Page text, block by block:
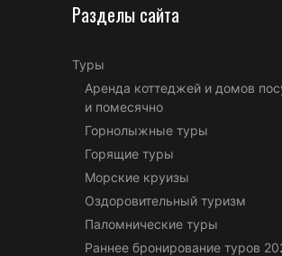
Разделы сайта
Туры
Аренда коттеджей и домов
и помесячно
Горнолыжные туры
Горящие туры
Морские круизы
Оздоровительный туризм
Паломнические туры
Раннее бронирование туров